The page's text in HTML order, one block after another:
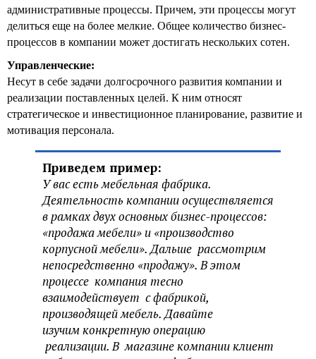
административные процессы. Причем, эти процессы могут
делиться еще на более мелкие. Общее количество бизнес-
процессов в компании может достигать нескольких сотен.
Управленческие:
Несут в себе задачи долгосрочного развития компании и
реализации поставленных целей. К ним относят
стратегическое и инвестиционное планирование, развитие и
мотивация персонала.
Приведем пример:
У вас есть мебельная фабрика.
Деятельность компании осуществляется
в рамках двух основных бизнес-процессов:
«продажа мебели» и «производство
корпусной мебели». Дальше рассмотрим
непосредственно «продажу». В этом
процессе компания тесно
взаимодействует с фабрикой,
производящей мебель. Давайте
изучим конкретную операцию
реализации. В магазине компании клиент